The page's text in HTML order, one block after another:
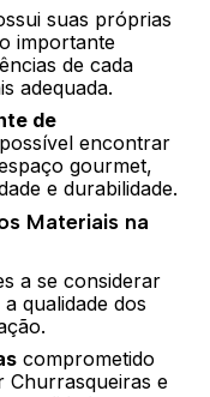
suas próprias
importante
de cada
adequada.
de
encontrar
gourmet,
e durabilidade.
Materiais na
a se considerar
qualidade dos
comprometido
Churrasqueiras e